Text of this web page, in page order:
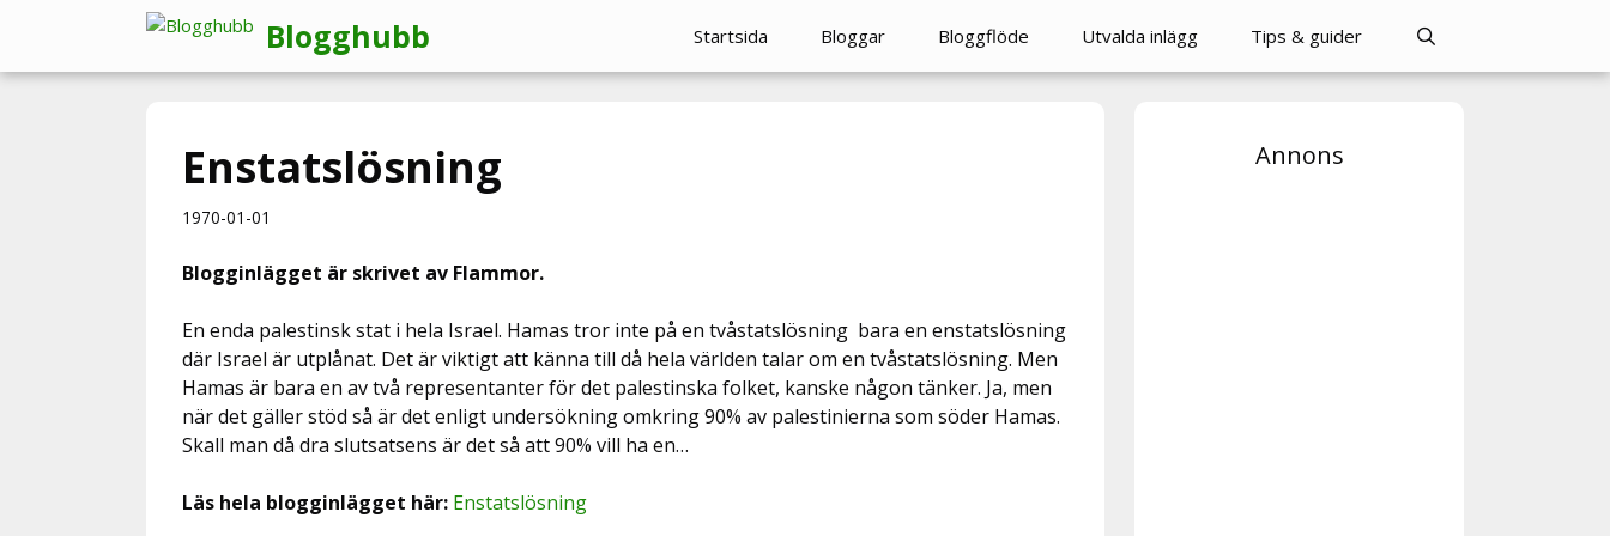
innehåll
Blogghubb Startsida Bloggar Bloggflöde Utvalda inlägg Tips & guider
Enstatslösning
1970-01-01
Blogginlägget är skrivet av Flammor.
En enda palestinsk stat i hela Israel. Hamas tror inte på en tvåstatslösning  bara en enstatslösning
där Israel är utplånat. Det är viktigt att känna till då hela världen talar om en tvåstatslösning. Men
Hamas är bara en av två representanter för det palestinska folket, kanske någon tänker. Ja, men
när det gäller stöd så är det enligt undersökning omkring 90% av palestinierna som söder Hamas.
Skall man då dra slutsatsens är det så att 90% vill ha en…
Läs hela blogginlägget här: Enstatslösning
Annons